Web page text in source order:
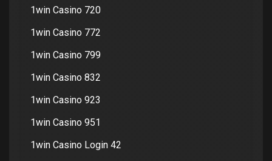
1win Casino 720
1win Casino 772
1win Casino 799
1win Casino 832
1win Casino 923
1win Casino 951
1win Casino Login 42